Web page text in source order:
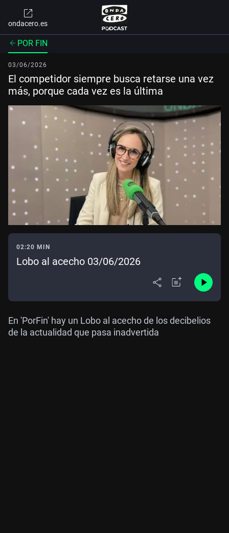
ondacero.es
POR FIN
03/06/2026
El competidor siempre busca retarse una vez
más, porque cada vez es la última
02:20 MIN
Lobo al acecho 03/06/2026
En 'PorFin' hay un Lobo al acecho de los decibelios
de la actualidad que pasa inadvertida